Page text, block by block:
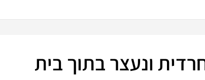
ונעצר בתוך בית